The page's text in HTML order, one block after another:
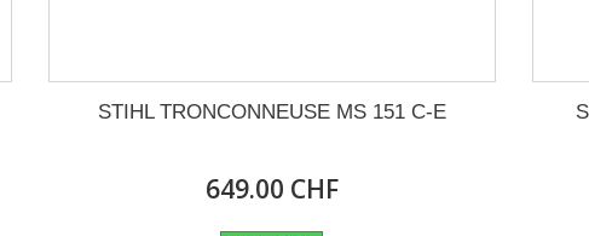
STIHL TRONCONNEUSE MS 151 C-E
649.00 CHF